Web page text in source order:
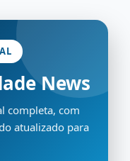
News
completa, com
atualizado para